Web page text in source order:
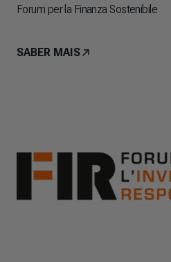
Forum per la Finanza Sostenibile
SABER MAIS